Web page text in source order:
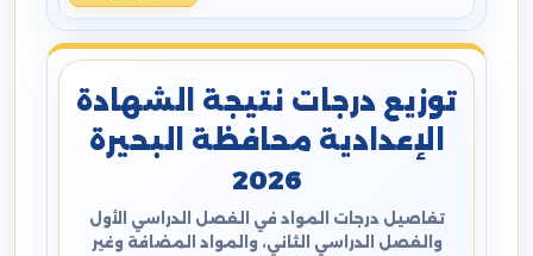
توزيع درجات نتيجة الشهادة
الإعدادية محافظة البحيرة
2026
تفاصيل درجات المواد في الفصل الدراسي الأول
والفصل الدراسي الثاني، والمواد المضافة وغير